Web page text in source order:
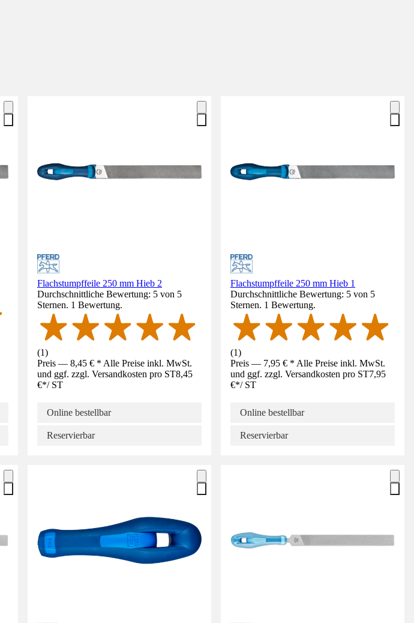
Flachstumpffeile 250 mm Hieb 2
Durchschnittliche Bewertung: 5 von 5
Sternen. 1 Bewertung.
(1)
Preis — 8,45 € * Alle Preise inkl. MwSt.
und ggf. zzgl. Versandkosten pro ST8,45
€*/ ST
Online bestellbar
Reservierbar
Flachstumpffeile 250 mm Hieb 1
Durchschnittliche Bewertung: 5 von 5
Sternen. 1 Bewertung.
(1)
Preis — 7,95 € * Alle Preise inkl. MwSt.
und ggf. zzgl. Versandkosten pro ST7,95
€*/ ST
Online bestellbar
Reservierbar